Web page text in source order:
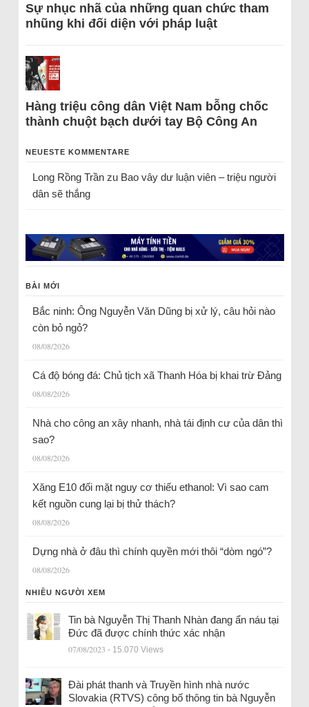
Sự nhục nhã của những quan chức tham
nhũng khi đối diện với pháp luật
Hàng triệu công dân Việt Nam bỗng chốc
thành chuột bạch dưới tay Bộ Công An
NEUESTE KOMMENTARE
Long Rồng Trầnzu Bao vây dư luận viên – triệu người
dân sẽ thắng
BÀI MỚI
Bắc ninh: Ông Nguyễn Văn Dũng bị xử lý, câu hỏi nào
còn bỏ ngỏ?
08/08/2026
Cá độ bóng đá: Chủ tịch xã Thanh Hóa bị khai trừ Đảng
08/08/2026
Nhà cho công an xây nhanh, nhà tái định cư của dân thì
sao?
08/08/2026
Xăng E10 đối mặt nguy cơ thiếu ethanol: Vì sao cam
kết nguồn cung lại bị thử thách?
08/08/2026
Dựng nhà ở đâu thì chính quyền mới thôi “dòm ngó”?
08/08/2026
NHIỀU NGƯỜI XEM
Tin bà Nguyễn Thị Thanh Nhàn đang ẩn náu tại
Đức đã được chính thức xác nhận
07/08/2023 - 15.070 Views
Đài phát thanh và Truyền hình nhà nước
Slovakia (RTVS) công bố thông tin bà Nguyễn